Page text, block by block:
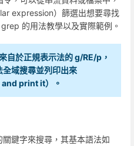
expression）篩選出想要尋找
的用法教學以及實際範例。
自於正規表示法的 g/RE/p，
域搜尋並列印出來
and print it）。
鍵字來搜尋，其基本語法如